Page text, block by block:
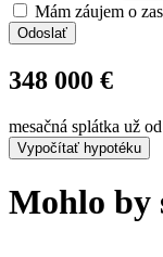
Mám záujem o
Odoslať
348 000 €
mesačná splátka už od
Vypočítať hypotéku
Mohlo by